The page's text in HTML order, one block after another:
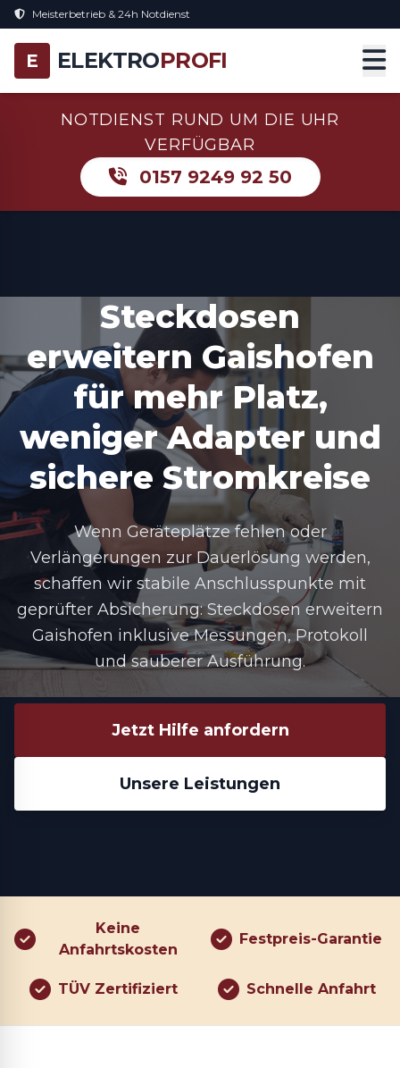
Meisterbetrieb & 24h Notdienst
E ELEKTROPROFI
NOTDIENST RUND UM DIE UHR
VERFÜGBAR
0157 9249 92 50
Steckdosen
erweitern Gaishofen
für mehr Platz,
weniger Adapter und
sichere Stromkreise
Wenn Geräteplätze fehlen oder
Verlängerungen zur Dauerlösung werden,
schaffen wir stabile Anschlusspunkte mit
geprüfter Absicherung: Steckdosen erweitern
Gaishofen inklusive Messungen, Protokoll
und sauberer Ausführung.
Jetzt Hilfe anfordern
Unsere Leistungen
Keine
Anfahrtskosten
Festpreis-Garantie
TÜV Zertifiziert Schnelle Anfahrt